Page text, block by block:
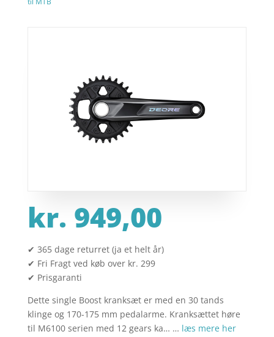
kr. 949,00
✔ 365 dage returret (ja et helt år)
✔ Fri Fragt ved køb over kr. 299
✔ Prisgaranti
Dette single Boost kranksæt er med en 30 tands
klinge og 170-175 mm pedalarme. Kranksættet høre
til M6100 serien med 12 gears ka… … læs mere her